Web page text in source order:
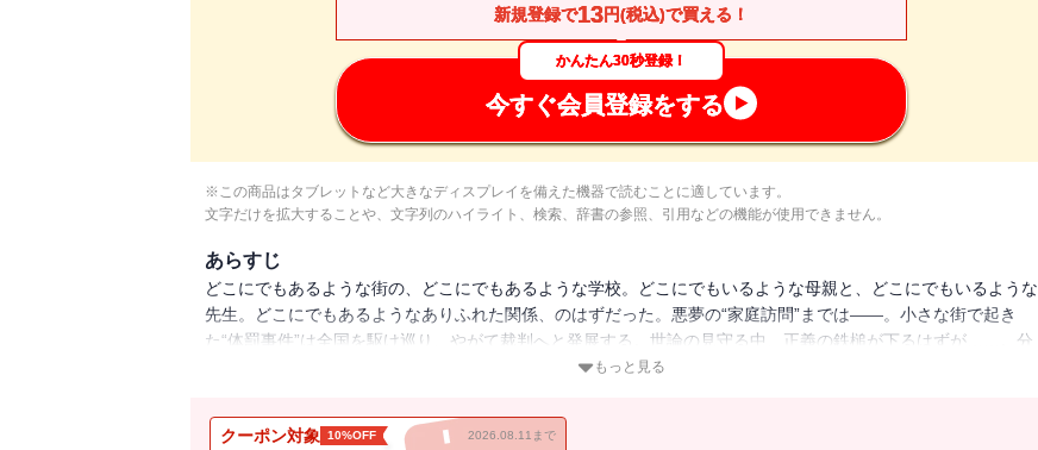
新規登録で13円(税込)で買える！
かんたん30秒登録！
今すぐ会員登録をする
※この商品はタブレットなど大きなディスプレイを備えた機器で読むことに適しています。
文字だけを拡大することや、文字列のハイライト、検索、辞書の参照、引用などの機能が使用できません。
あらすじ
どこにでもあるような街の、どこにでもあるような学校。どこにでもいるような母親と、どこにでもいるような
先生。どこにでもあるようなありふれた関係、のはずだった。悪夢の“家庭訪問”までは――。小さな街で起き
た“体罰事件”は全国を駆け巡り、やがて裁判へと発展する。世論の見守る中、正義の鉄槌が下るはずが……。分
もっと見る
クーポン対象 10%OFF 2026.08.11まで